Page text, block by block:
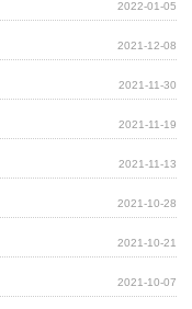
2022-01-05
2021-12-08
2021-11-30
2021-11-19
2021-11-13
2021-10-28
2021-10-21
2021-10-07